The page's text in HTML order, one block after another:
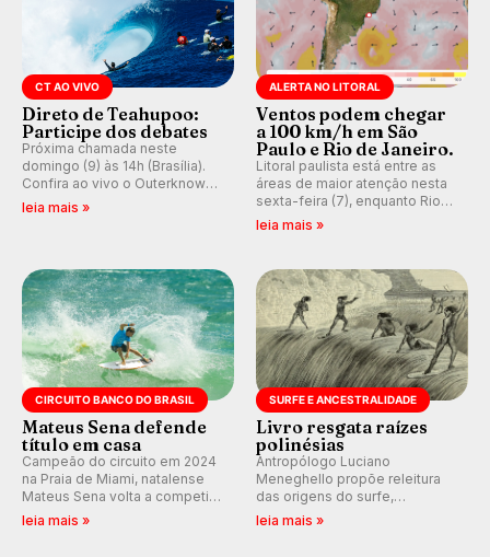
CT AO VIVO
Direto de Teahupoo:
Participe dos debates
Próxima chamada neste
domingo (9) às 14h (Brasília).
Confira ao vivo o Outerknown
Tahiti Pro 2026 e participe dos
leia mais »
ALERTA NO LITORAL
Ventos podem chegar
a 100 km/h em São
Paulo e Rio de Janeiro.
Litoral paulista está entre as
áreas de maior atenção nesta
sexta-feira (7), enquanto Rio
de Janeiro também recebe
km/h em Itanhaém.
leia mais »
CIRCUITO BANCO DO BRASIL
Mateus Sena defende
título em casa
Campeão do circuito em 2024
na Praia de Miami, natalense
Mateus Sena volta a competir
em casa em busca de manter a
leia mais »
SURFE E ANCESTRALIDADE
Livro resgata raízes
polinésias
Antropólogo Luciano
Meneghello propõe releitura
das origens do surfe,
resgatando a cultura polinésia
leia mais »